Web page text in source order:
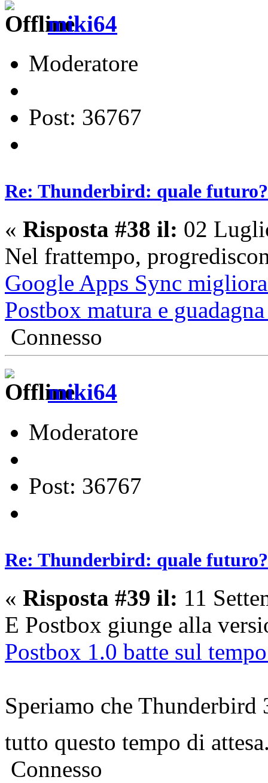
miki64
Moderatore
Post: 36767
Re: Thunderbird: quale futuro?
« Risposta #38 il: 02
Nel frattempo,
Google Apps Sync
Postbox matura e
Connesso
miki64
Moderatore
Post: 36767
Re: Thunderbird: quale futuro?
« Risposta #39 il: 11
E Postbox giunge alla
Postbox 1.0 batte sul
Speriamo che
tutto questo tempo di
Connesso